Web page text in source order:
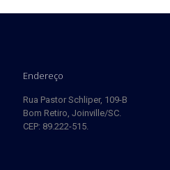
Endereço
Rua Pastor Schliper, 109-B
Bom Retiro, Joinville/SC.
CEP: 89.222-515.